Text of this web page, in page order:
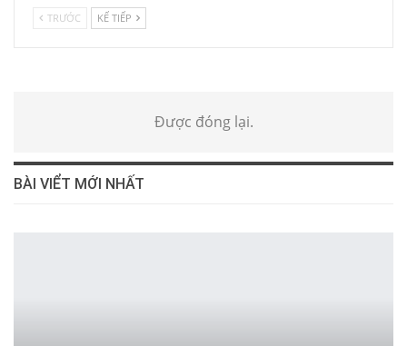
TRƯỚC KẾ TIẾP
Được đóng lại.
BÀI VIỂT MỚI NHẤT